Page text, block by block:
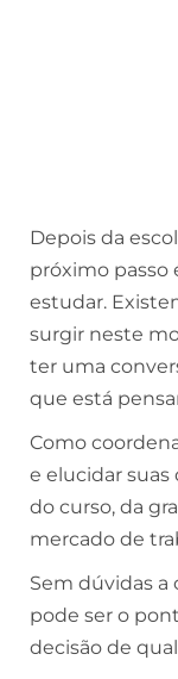
Depois da
próximo passo
estudar.
surgir neste
ter uma
que está
Como
e elucidar
do curso, da
mercado de
Sem dúvidas a
pode ser o
decisão de